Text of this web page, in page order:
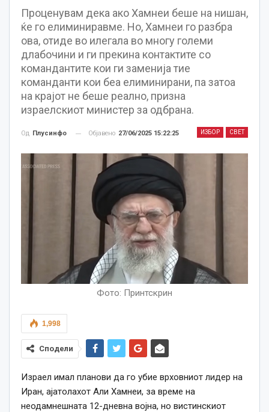
Проценувам дека ако Хамнеи беше на нишан,
ќе го елиминиравме. Но, Хамнеи го разбра
ова, отиде во илегала во многу големи
длабочини и ги прекина контактите со
командантите кои ги заменија тие
команданти кои беа елиминирани, па затоа
на крајот не беше реално, призна
израелскиот министер за одбрана.
ИЗБОР СВЕТ
Од Плусинфо Објавено 27/06/2025 15:22:25
Фото: Принтскрин
1,998
Сподели
Израел имал планови да го убие врховниот лидер на
Иран, ајатолахот Али Хамнеи, за време на
неодамнешната 12-дневна војна, но вистинскиот